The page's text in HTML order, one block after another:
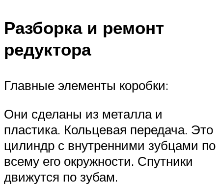
Разборка и ремонт
редуктора
Главные элементы коробки:
Они сделаны из металла и
пластика. Кольцевая передача. Это
цилиндр с внутренними зубцами по
всему его окружности. Спутники
движутся по зубам.